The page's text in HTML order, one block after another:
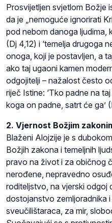
Prosvijetljen svjetlom Božje
da je „nemoguće ignorirati
pod nebom danoga ljudima,
(Dj 4,12) i ‘temelja drugoga
onoga, koji je postavljen, a
ako taj ugaoni kamen
odgojitelji – nažalost često
riječ Istine: ‘Tko padne na
koga on padne, satrt će ga’
2. Vjernost Božjim
Blaženi Alojzije je s
Božjih zakona i temeljnih
pravo na život i za običnog
nerođene, nepravedno
roditeljstvo, na vjerski odgoj
dostojanstvo zemljoradnika
sveučilištaraca, za mir,